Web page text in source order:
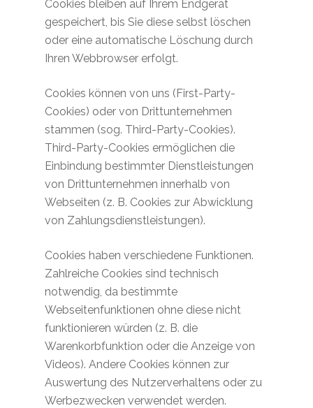
Cookies bleiben auf Ihrem Endgerät
gespeichert, bis Sie diese selbst löschen
oder eine automatische Löschung durch
Ihren Webbrowser erfolgt.
Cookies können von uns (First-Party-
Cookies) oder von Drittunternehmen
stammen (sog. Third-Party-Cookies).
Third-Party-Cookies ermöglichen die
Einbindung bestimmter Dienstleistungen
von Drittunternehmen innerhalb von
Webseiten (z. B. Cookies zur Abwicklung
von Zahlungsdienstleistungen).
Cookies haben verschiedene Funktionen.
Zahlreiche Cookies sind technisch
notwendig, da bestimmte
Webseitenfunktionen ohne diese nicht
funktionieren würden (z. B. die
Warenkorbfunktion oder die Anzeige von
Videos). Andere Cookies können zur
Auswertung des Nutzerverhaltens oder zu
Werbezwecken verwendet werden.